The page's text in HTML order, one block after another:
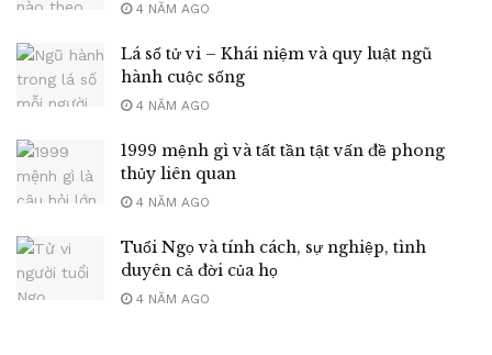
4 NĂM AGO
Lá số tử vi – Khái niệm và quy luật ngũ
hành cuộc sống
4 NĂM AGO
1999 mệnh gì và tất tần tật vấn đề phong
thủy liên quan
4 NĂM AGO
Tuổi Ngọ và tính cách, sự nghiệp, tình
duyên cả đời của họ
4 NĂM AGO